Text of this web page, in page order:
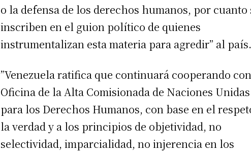
o la defensa de los derechos humanos, por cuanto
inscriben en el guion político de quienes
instrumentalizan esta materia para agredir” al
”Venezuela ratifica que continuará cooperando
Oficina de la Alta Comisionada de Naciones Unidas
para los Derechos Humanos, con base en el
la verdad y a los principios de objetividad, no
selectividad, imparcialidad, no injerencia en los